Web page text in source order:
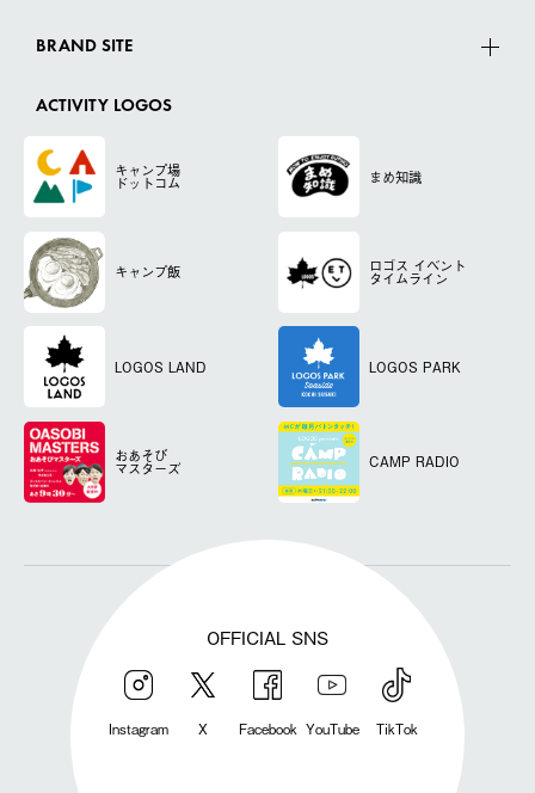
BRAND SITE
ACTIVITY LOGOS
キャンプ場
ドットコム まめ知識
キャンプ飯 ロゴス イベント
タイムライン
LOGOS LAND LOGOS PARK
おあそび
マスターズ CAMP RADIO
OFFICIAL SNS
Instagram X Facebook YouTube TikTok